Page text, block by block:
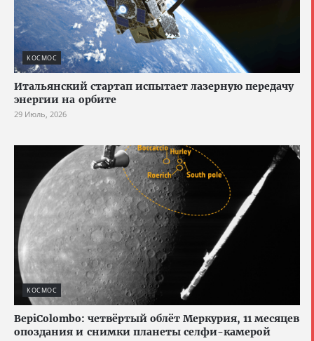
КОСМОС
Итальянский стартап испытает лазерную передачу
энергии на орбите
29 Июль, 2026
КОСМОС
BepiColombo: четвёртый облёт Меркурия, 11 месяцев
опоздания и снимки планеты селфи-камерой